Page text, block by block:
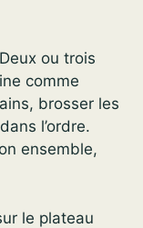
ou trois
comme
brosser les
l’ordre.
ensemble,
le plateau